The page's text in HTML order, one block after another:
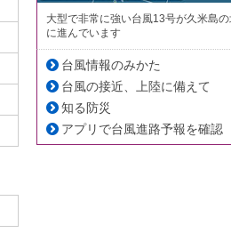
大型で非常に強い台風13号が久米島
に進んでいます
台風情報のみかた
台風の接近、上陸に備えて
知る防災
アプリで台風進路予報を確認